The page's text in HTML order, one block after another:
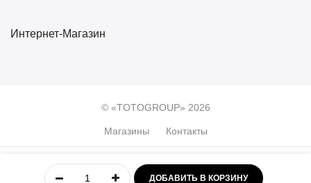
Интернет-Магазин
© «TOTOGROUP» 2026
Магазины Контакты
Учётная Меню Избранное
ДОБАВИТЬ В КОРЗИНУ